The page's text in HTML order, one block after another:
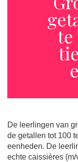
te
De leerlingen van
de getallen tot 100
eenheden. De
echte caissières